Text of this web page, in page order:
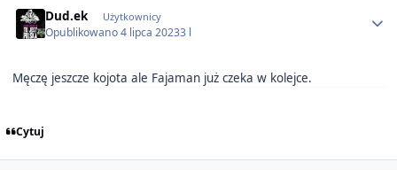
Dud.ek Użytkownicy
Opublikowano4 lipca 20233 l
Męczę jeszcze kojota ale Fajaman już czeka w kolejce.
Cytuj